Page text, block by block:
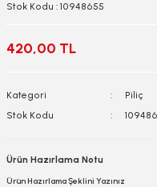
Stok Kodu : 10948655
420,00 TL
Kategori
Piliç
Stok Kodu
Ürün Hazırlama Notu
Ürün Hazırlama Şeklini Yazınız